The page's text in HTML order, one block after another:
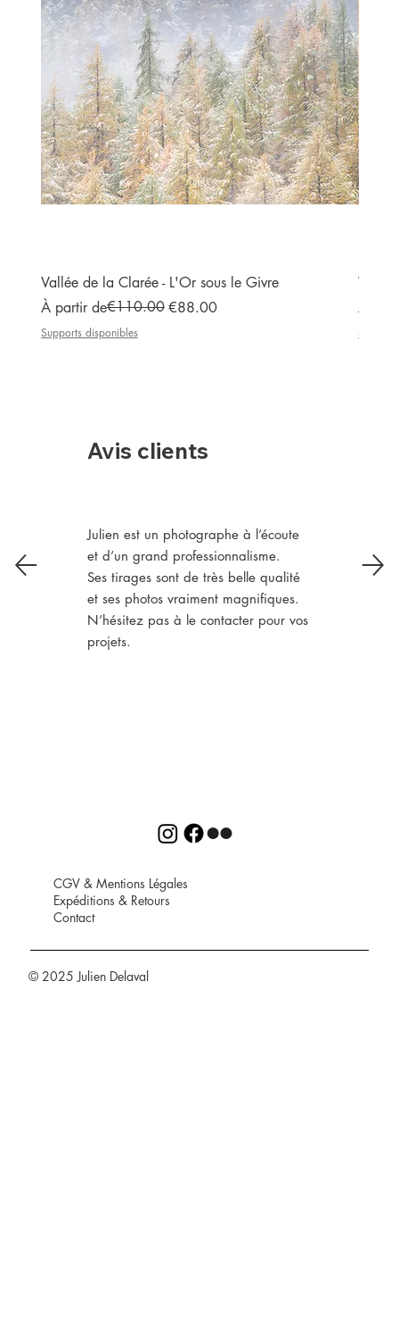
Vallée de la Clarée - L'Or sous le Givre
À partir de
Prix original€110.00 €88.00
Prix promotionnel
Supports disponibles
À
Prix
Prix
Avis clients
Julien est un photographe à l’écoute
et d’un grand professionnalisme.
Ses tirages sont de très belle qualité
et ses photos vraiment magnifiques.
N’hésitez pas à le contacter pour vos
projets.
CGV & Mentions Légales
Expéditions & Retours
Contact
© 2025 Julien Delaval